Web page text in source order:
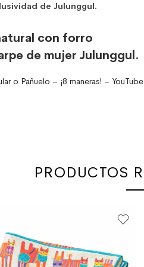
de Julunggul.
con forro
de mujer Julunggul.
o Pañuelo – ¡8 maneras! – YouTube
PRODUCTOS